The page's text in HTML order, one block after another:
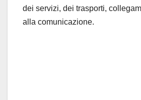
dei servizi, dei trasporti,
alla comunicazione.